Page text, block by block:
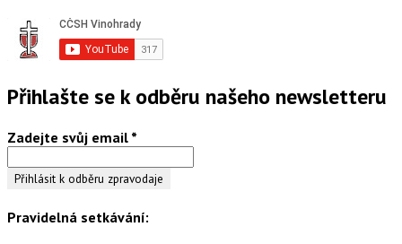
Přihlašte se k odběru našeho newsletteru
Zadejte svůj email *
Pravidelná setkávání: